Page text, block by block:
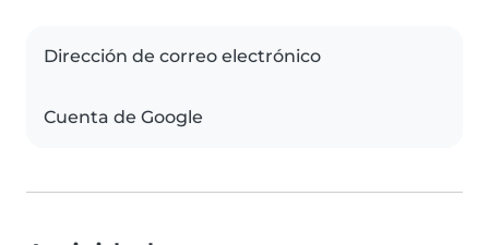
Dirección de correo electrónico
Cuenta de Google